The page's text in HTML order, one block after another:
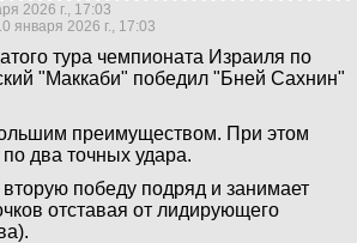
2026 г., 17:03
января 2026 г., 17:03
тура чемпионата Израиля по
"Маккаби" победил "Бней Сахнин"
преимуществом. При этом
два точных удара.
победу подряд и занимает
отставая от лидирующего